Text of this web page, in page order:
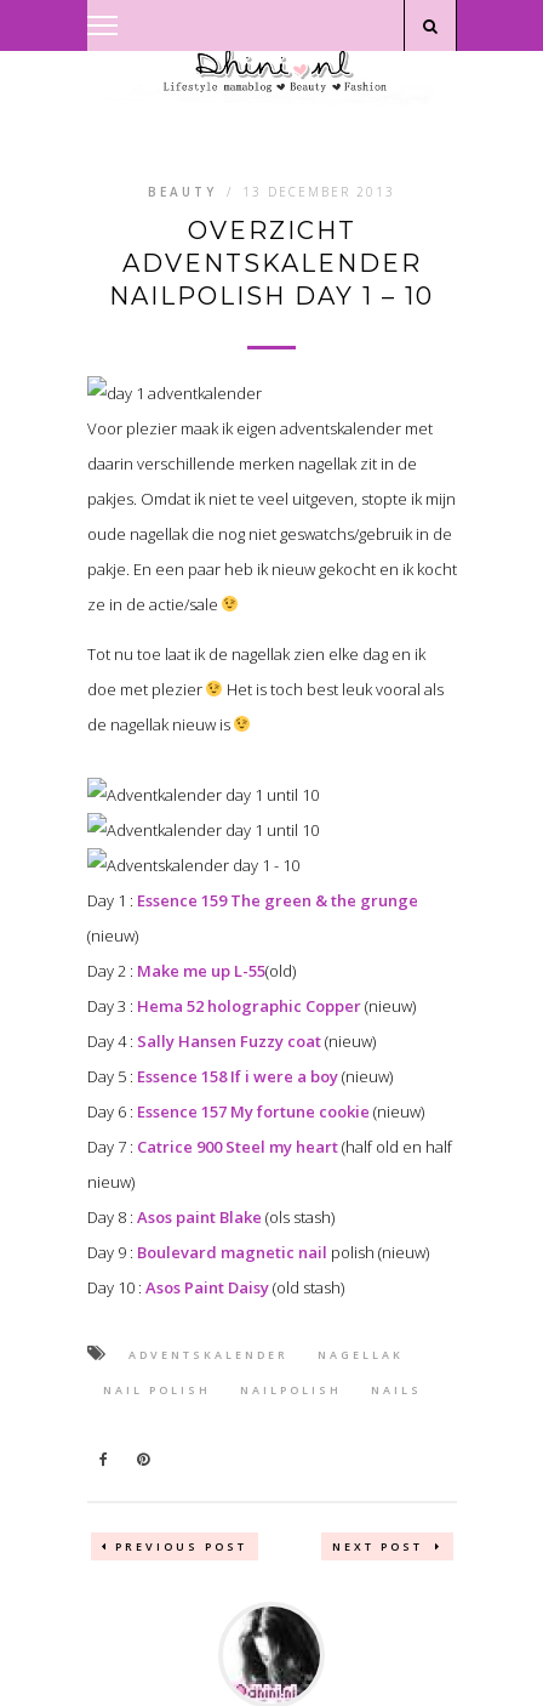
BEAUTY / 13 DECEMBER 2013
OVERZICHT
ADVENTSKALENDER
NAILPOLISH DAY 1 – 10
Voor plezier maak ik eigen adventskalender met
daarin verschillende merken nagellak zit in de
pakjes. Omdat ik niet te veel uitgeven, stopte ik mijn
oude nagellak die nog niet geswatchs/gebruik in de
pakje. En een paar heb ik nieuw gekocht en ik kocht
ze in de actie/sale
Tot nu toe laat ik de nagellak zien elke dag en ik
doe met plezier
Het is toch best leuk vooral als
de nagellak nieuw is
Day 1 : Essence 159 The green & the grunge
(nieuw)
Day 2 : Make me up L-55(old)
Day 3 : Hema 52 holographic Copper(nieuw)
Day 4 : Sally Hansen Fuzzy coat(nieuw)
Day 5 : Essence 158 If i were a boy(nieuw)
Day 6 : Essence 157 My fortune cookie (nieuw)
Day 7 : Catrice 900 Steel my heart(half old en half
nieuw)
Day 8 : Asos paint Blake (ols stash)
Day 9 : Boulevard magnetic nail polish (nieuw)
Day 10 : Asos Paint Daisy(old stash)
ADVENTSKALENDER NAGELLAK
NAIL POLISH NAILPOLISH NAILS
PREVIOUS POST NEXT POST